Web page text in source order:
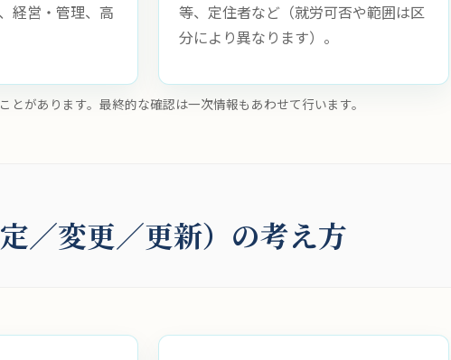
経営・管理、高
等、定住者など（就労可否や範囲は区
分により異なります）。
があります。最終的な確認は一次情報もあわせて行います。
／変更／更新）の考え方